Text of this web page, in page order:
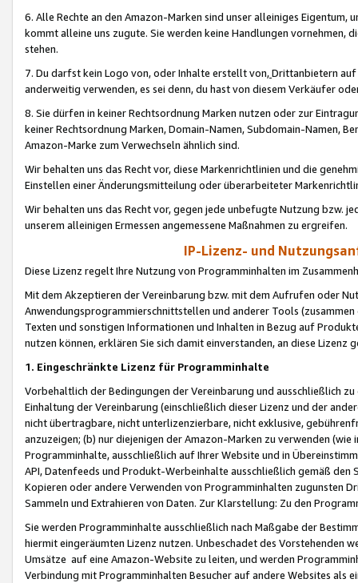
6. Alle Rechte an den Amazon-Marken sind unser alleiniges
kommt alleine uns zugute. Sie werden keine Handlungen vornehmen,
stehen.
7. Du darfst kein Logo von, oder Inhalte erstellt von,Drittanbietern auf
anderweitig verwenden, es sei denn, du hast von diesem Verkäufer
8. Sie dürfen in keiner Rechtsordnung Marken nutzen oder zur
keiner Rechtsordnung Marken, Domain-Namen, Subdomain-Namen,
Amazon-Marke zum Verwechseln ähnlich sind.
Wir behalten uns das Recht vor, diese Markenrichtlinien und die
Einstellen einer Änderungsmitteilung oder überarbeiteter
Wir behalten uns das Recht vor, gegen jede unbefugte Nutzung bzw.
unserem alleinigen Ermessen angemessene Maßnahmen zu ergreifen.
IP-Lizenz- und
Diese Lizenz regelt Ihre Nutzung von Programminhalten im
Mit dem Akzeptieren der Vereinbarung bzw. mit dem Aufrufen oder
Anwendungsprogrammierschnittstellen und anderer Tools (zusammen
Texten und sonstigen Informationen und Inhalten in Bezug auf
nutzen können, erklären Sie sich damit einverstanden, an diese Lizenz
1. Eingeschränkte Lizenz für Programminhalte
Vorbehaltlich der Bedingungen der Vereinbarung und ausschließlich
Einhaltung der Vereinbarung (einschließlich dieser Lizenz und der
nicht übertragbare, nicht unterlizenzierbare, nicht exklusive,
anzuzeigen; (b) nur diejenigen der Amazon-Marken zu verwenden
Programminhalte, ausschließlich auf Ihrer Website und in
API, Datenfeeds und Produkt-Werbeinhalte ausschließlich gemäß
Kopieren oder andere Verwenden von Programminhalten zugunsten
Sammeln und Extrahieren von Daten. Zur Klarstellung: Zu den
Sie werden Programminhalte ausschließlich nach Maßgabe der
hiermit eingeräumten Lizenz nutzen. Unbeschadet des Vorstehenden
Umsätze auf eine Amazon-Website zu leiten, und werden
Verbindung mit Programminhalten Besucher auf andere Websites als